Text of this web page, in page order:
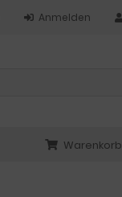
Anmelden
Warenkorb